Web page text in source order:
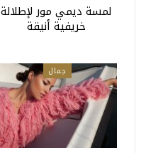
لمسة ديمي مور لإطلالة
خريفية أنيقة
جمال